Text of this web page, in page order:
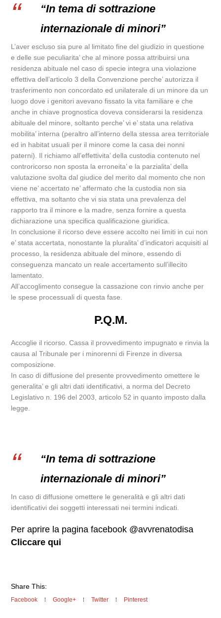
“In tema di sottrazione
internazionale di minori”
L’aver escluso sia pure al limitato fine del giudizio in questione
e delle sue peculiarita’ che al minore possa attribuirsi una
residenza abituale nel caso di specie integra una violazione
effettiva dell’articolo 3 della Convenzione perche’ autorizza il
trasferimento non concordato ed unilaterale di un minore da un
luogo dove i genitori avevano fissato la vita familiare e che
anche in chiave prognostica doveva considerarsi la residenza
abituale del minore, soltanto perche’ vi e’ stata una relativa
mobilita’ interna (peraltro all’interno della stessa area territoriale
ed in habitat usuali per il minore come la casa dei nonni
paterni). Il richiamo all’effettivita’ della custodia contenuto nel
controricorso non sposta la erroneita’ e la parzialita’ della
valutazione svolta dal giudice del merito dal momento che non
viene ne’ accertato ne’ affermato che la custodia non sia
effettiva, ma soltanto che vi sia stata una prevalenza del
rapporto tra il minore e la madre, senza fornire a questa
dichiarazione una specifica qualificazione giuridica.
In conclusione il ricorso deve essere accolto nei limiti in cui non
e’ stata accertata, nonostante la pluralita’ d’indicatori acquisiti al
processo, la residenza abituale del minore, essendo di
conseguenza mancato un reale accertamento sull’illecito
lamentato.
All’accoglimento consegue la cassazione con rinvio anche per
le spese processuali di questa fase.
P.Q.M.
Accoglie il ricorso. Cassa il provvedimento impugnato e rinvia la
causa al Tribunale per i minorenni di Firenze in diversa
composizione.
In caso di diffusione del presente provvedimento omettere le
generalita’ e gli altri dati identificativi, a norma del Decreto
Legislativo n. 196 del 2003, articolo 52 in quanto imposto dalla
legge.
“In tema di sottrazione
internazionale di minori”
In caso di diffusione omettere le generalità e gli altri dati
identificativi dei soggetti interessati nei termini indicati.
Per aprire la pagina facebook @avvrenatodisa
Cliccare qui
Share This:
Facebook Google+ Twitter Pinterest